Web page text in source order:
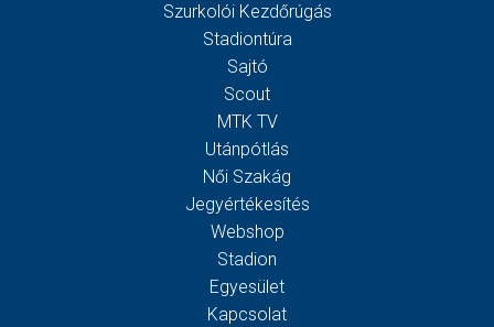
Szurkolói Kezdőrúgás
Stadiontúra
Sajtó
Scout
MTK TV
Utánpótlás
Női Szakág
Jegyértékesítés
Webshop
Stadion
Egyesület
Kapcsolat